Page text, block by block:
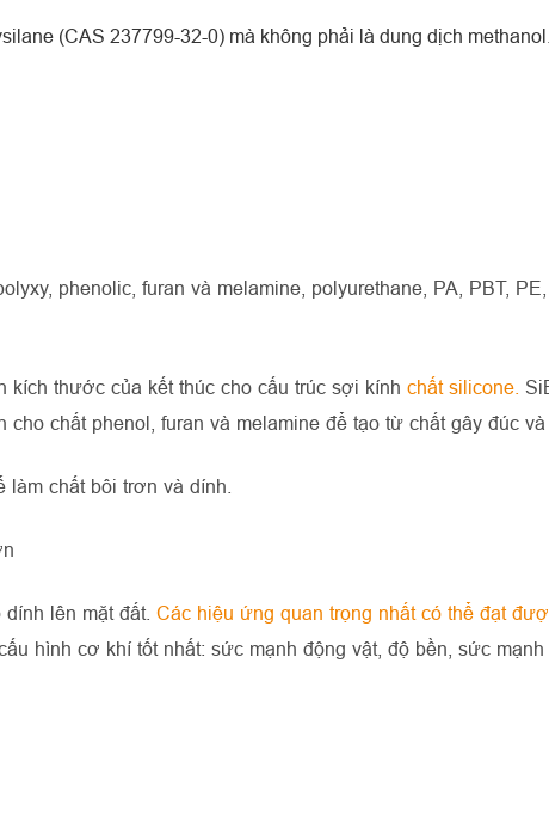
(CAS 237799-32-0) mà không phải là dung dịch methanol.
phenolic, furan và melamine, polyurethane, PA, PBT, PE,
thước của kết thúc cho cấu trúc sợi kính chất silicone.
chất phenol, furan và melamine để tạo từ chất gây đúc và
chất bôi trơn và dính.
lên mặt đất. Các hiệu ứng quan trọng nhất có thể đạt
hình cơ khí tốt nhất: sức mạnh động vật, độ bền, sức mạnh